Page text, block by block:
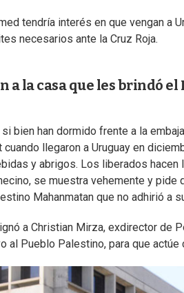
tendría interés en que vengan a
necesarios ante la Cruz Roja.
a la casa que les brindó el
bien han dormido frente a la
cuando llegaron a Uruguay en
y abrigos. Los liberados hacen
se muestra vehemente y
Mahanmatan que no adhirió a
a Christian Mirza, exdirector
al Pueblo Palestino, para que